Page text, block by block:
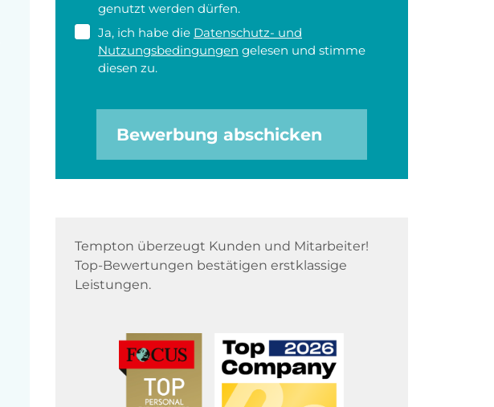
genutzt werden dürfen.
Ja, ich habe die Datenschutz- und
Nutzungsbedingungen gelesen und stimme
diesen zu.
Bewerbung abschicken
Tempton überzeugt Kunden und Mitarbeiter!
Top-Bewertungen bestätigen erstklassige
Leistungen.